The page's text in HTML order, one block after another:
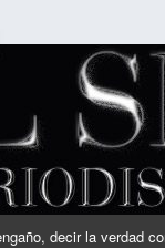
decir la verdad